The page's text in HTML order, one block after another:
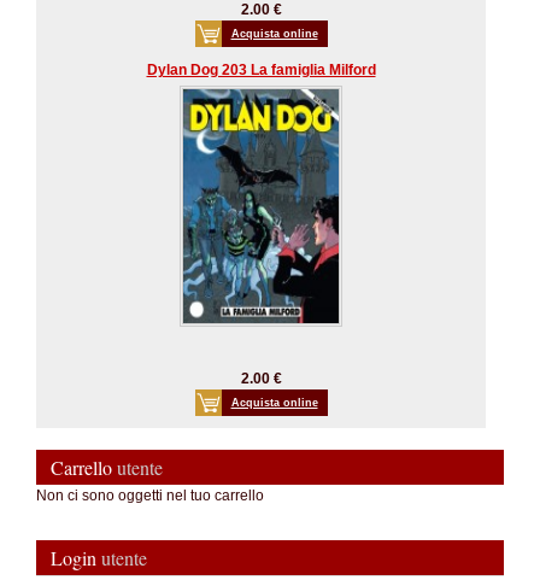
2.00 €
Acquista online
Dylan Dog 203 La famiglia Milford
2.00 €
Acquista online
Carrelloutente
Non ci sono oggetti nel tuo carrello
Login utente